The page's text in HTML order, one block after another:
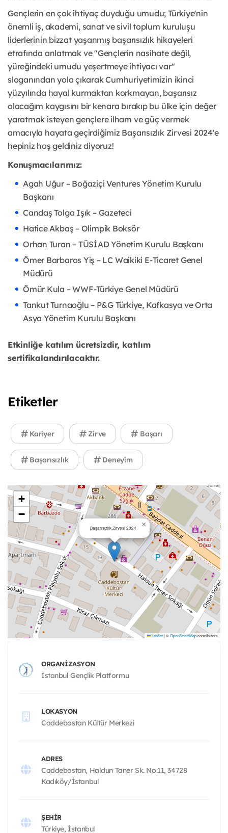
Gençlerin en çok ihtiyaç duyduğu umudu; Türkiye'nin
önemli iş, akademi, sanat ve sivil toplum kuruluşu
liderlerinin bizzat yaşanmış başarısızlık hikayeleri
etrafında anlatmak ve "Gençlerin nasihate değil,
yüreğindeki umudu yeşertmeye ihtiyacı var"
sloganından yola çıkarak Cumhuriyetimizin ikinci
yüzyılında hayal kurmaktan korkmayan, başarısız
olacağım kaygısını bir kenara bırakıp bu ülke için değer
yaratmak isteyen gençlere ilham ve güç vermek
amacıyla hayata geçirdiğimiz Başarısızlık Zirvesi 2024'e
hepiniz hoş geldiniz diyoruz!
Konuşmacılarımız:
Agah Uğur – Boğaziçi Ventures Yönetim Kurulu
Başkanı
Candaş Tolga Işık – Gazeteci
Hatice Akbaş – Olimpik Boksör
Orhan Turan – TÜSİAD Yönetim Kurulu Başkanı
Ömer Barbaros Yiş – LC Waikiki E-Ticaret Genel
Müdürü
Ömür Kula – WWF-Türkiye Genel Müdürü
Tankut Turnaoğlu – P&G Türkiye, Kafkasya ve Orta
Asya Yönetim Kurulu Başkanı
Etkinliğe katılım ücretsizdir, katılım
sertifikalandırılacaktır.
Etiketler
Kariyer Zirve Başarı
Başarısızlık Deneyim
Başarısızlık Zirvesi 2024 ×
+
−
Leaflet|©OpenStreetMapcontributors
ORGANIZASYON
İstanbul Gençlik Platformu
LOKASYON
Caddebostan Kültür Merkezi
ADRES
Caddebostan, Haldun Taner Sk. No:11, 34728
Kadıköy/İstanbul
ŞEHIR
Türkiye, İstanbul